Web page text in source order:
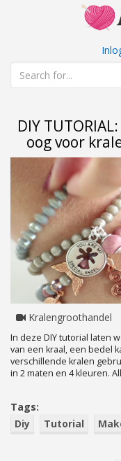
DIY
oog voor
Kralengroothandel
In deze DIY tutorial laten
van een kraal, een bedel
verschillende kralen
in 2 maten en 4 kleuren.
Tags:
Diy
Tutorial